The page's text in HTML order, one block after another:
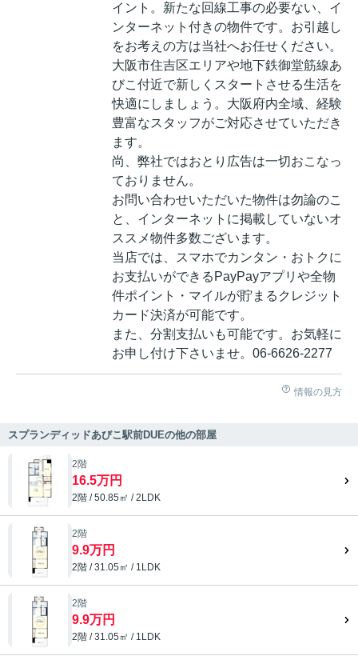
イント。新たな回線工事の必要ない、イ
ンターネット付きの物件です。お引越し
をお考えの方は当社へお任せください。
大阪市住吉区エリアや地下鉄御堂筋線あ
びこ付近で新しくスタートさせる生活を
快適にしましょう。大阪府内全域、経験
豊富なスタッフがご対応させていただき
ます。
尚、弊社ではおとり広告は一切おこなっ
ておりません。
お問い合わせいただいた物件は勿論のこ
と、インターネットに掲載していないオ
ススメ物件多数ございます。
当店では、スマホでカンタン・おトクに
お支払いができるPayPayアプリや全物
件ポイント・マイルが貯まるクレジット
カード決済が可能です。
また、分割支払いも可能です。お気軽に
お申し付け下さいませ。06-6626-2277
情報の見方
スプランディッドあびこ駅前DUEの他の部屋
2階
16.5万円
2階 / 50.85㎡ / 2LDK
2階
9.9万円
2階 / 31.05㎡ / 1LDK
2階
9.9万円
2階 / 31.05㎡ / 1LDK